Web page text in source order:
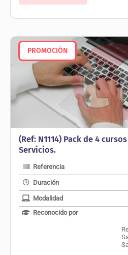
PROMOCIÓN
(Ref: N1114) Pack de 4
Servicios.
Referencia
Duración
Modalidad
Reconocido por